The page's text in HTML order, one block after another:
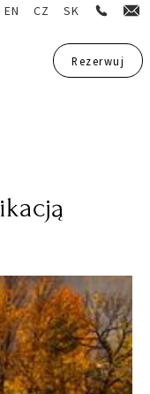
EN CZ SK
Rezerwuj